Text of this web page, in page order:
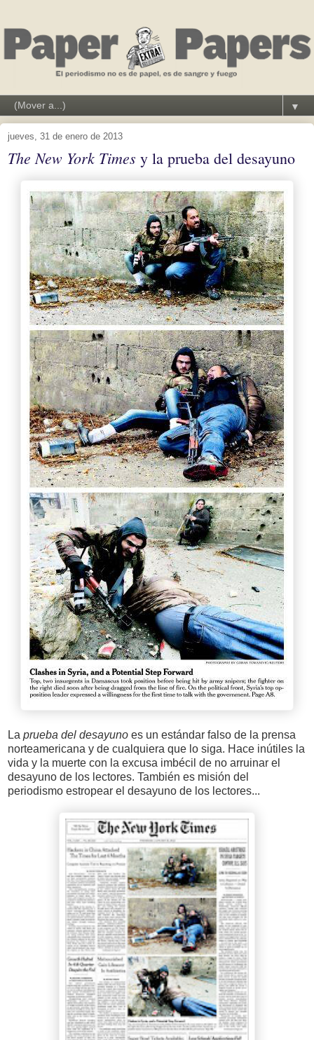
▼
jueves, 31 de enero de 2013
The New York Times y la prueba del desayuno
La prueba del desayuno es un estándar falso de la prensa
norteamericana y de cualquiera que lo siga. Hace inútiles la
vida y la muerte con la excusa imbécil de no arruinar el
desayuno de los lectores. También es misión del
periodismo estropear el desayuno de los lectores...